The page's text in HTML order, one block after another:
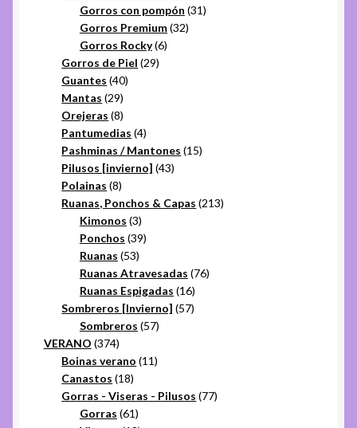
Gorros con pompón 3131
Gorros Premium 3232
Gorros Rocky 66
Gorros de Piel 2929
Guantes 4040
Mantas 2929
productos
Orejeras 88
productos
Pantumedias 44
productos
Pashminas / Mantones 1515
Pilusos [invierno] 4343
Polainas 88
productos
Ruanas, Ponchos & Capas 213213
Kimonos 33
productos
Ponchos 3939
Ruanas 5353
productos
Ruanas Atravesadas 7676
Ruanas Espigadas 1616
productos
Sombreros [Invierno] 5757
Sombreros 5757
VERANO 374374
productos
Boinas verano 1111
Canastos 1818
productos
Gorras - Viseras - Pilusos 7777
Gorras 6161